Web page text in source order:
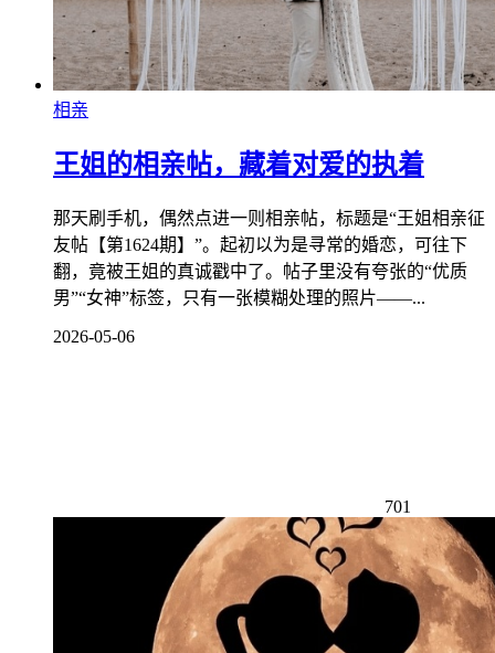
相亲
王姐的相亲帖，藏着对爱的执着
那天刷手机，偶然点进一则相亲帖，标题是“王姐相亲征
友帖【第1624期】”。起初以为是寻常的婚恋，可往下
翻，竟被王姐的真诚戳中了。帖子里没有夸张的“优质
男”“女神”标签，只有一张模糊处理的照片——...
2026-05-06
701